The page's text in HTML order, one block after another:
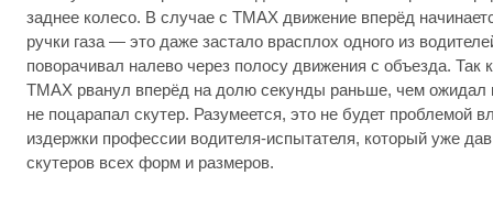
заднее колесо. В случае с TMAX движение вперёд
ручки газа — это даже застало врасплох одного из
поворачивал налево через полосу движения с объезда. Так
TMAX рванул вперёд на долю секунды раньше, чем ожидал
не поцарапал скутер. Разумеется, это не будет проблемой
издержки профессии водителя-испытателя, который уже
скутеров всех форм и размеров.